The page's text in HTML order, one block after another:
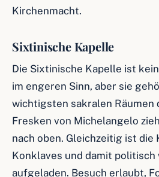
Kirchenmacht.
Sixtinische Kapelle
Die Sixtinische Kapelle ist
im engeren Sinn, aber sie
wichtigsten sakralen Räumen
Fresken von Michelangelo
nach oben. Gleichzeitig ist die
Konklaves und damit politisch
aufgeladen. Besuch erlaubt,